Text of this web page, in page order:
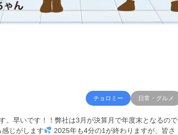
日常・グルメ
チョロミー
。早いです！！弊社は3月が決算月で年度末となるので
じがします
2025年も4分の1が終わりますが、皆さ